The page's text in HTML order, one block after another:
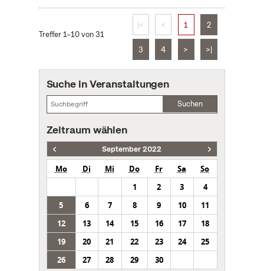
Treffer 1–10 von 31
|< < 1 2
3 4 > >|
Suche in Veranstaltungen
Suchen
Zeitraum wählen
September 2022
Mo Di Mi Do Fr Sa
So
1
2 3
4
5
6 7 8 9 10
11
12
13 14 15 16 17
18
19
20 21 22 23 24
25
26
27 28 29 30